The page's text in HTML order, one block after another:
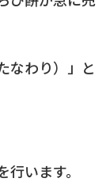
なわり）」と
います。